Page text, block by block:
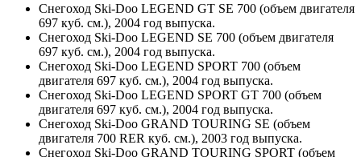
Снегоход Ski-Doo LEGEND GT SE 700 (объем двигателя
697 куб. см.), 2004 год выпуска.
Снегоход Ski-Doo LEGEND SE 700 (объем двигателя
697 куб. см.), 2004 год выпуска.
Снегоход Ski-Doo LEGEND SPORT 700 (объем
двигателя 697 куб. см.), 2004 год выпуска.
Снегоход Ski-Doo LEGEND SPORT GT 700 (объем
двигателя 697 куб. см.), 2004 год выпуска.
Снегоход Ski-Doo GRAND TOURING SE (объем
двигателя 700 RER куб. см.), 2003 год выпуска.
Снегоход Ski-Doo GRAND TOURING SPORT (объем